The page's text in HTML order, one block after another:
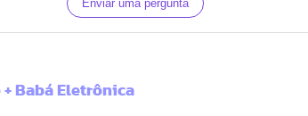
Babá Eletrônica